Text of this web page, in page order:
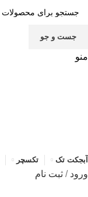
جست و جو
منو
آبجکت تک تکسچر
ورود / ثبت نام